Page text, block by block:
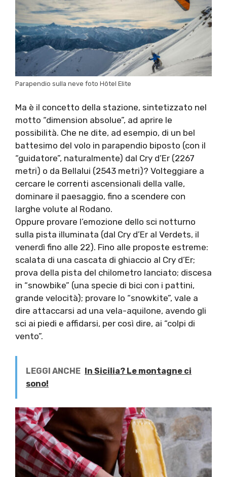
Parapendio sulla neve foto Hôtel Elite
Ma è il concetto della stazione, sintetizzato nel
motto “dimension absolue”, ad aprire le
possibilità. Che ne dite, ad esempio, di un bel
battesimo del volo in parapendio biposto (con il
“guidatore”, naturalmente) dal Cry d’Er (2267
metri) o da Bellalui (2543 metri)? Volteggiare a
cercare le correnti ascensionali della valle,
dominare il paesaggio, fino a scendere con
larghe volute al Rodano.
Oppure provare l’emozione dello sci notturno
sulla pista illuminata (dal Cry d’Er al Verdets, il
venerdì fino alle 22). Fino alle proposte estreme:
scalata di una cascata di ghiaccio al Cry d’Er;
prova della pista del chilometro lanciato; discesa
in “snowbike” (una specie di bici con i pattini,
grande velocità); provare lo “snowkite”, vale a
dire attaccarsi ad una vela-aquilone, avendo gli
sci ai piedi e affidarsi, per così dire, ai “colpi di
vento”.
LEGGI ANCHE In Sicilia? Le montagne ci
sono!